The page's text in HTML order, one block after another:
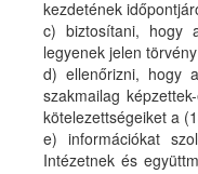
kezdetének
c) biztosítani, hogy
legyenek jelen
d) ellenőrizni, hogy
szakmailag
kötelezettségeiket a
e) információkat
Intézetnek és